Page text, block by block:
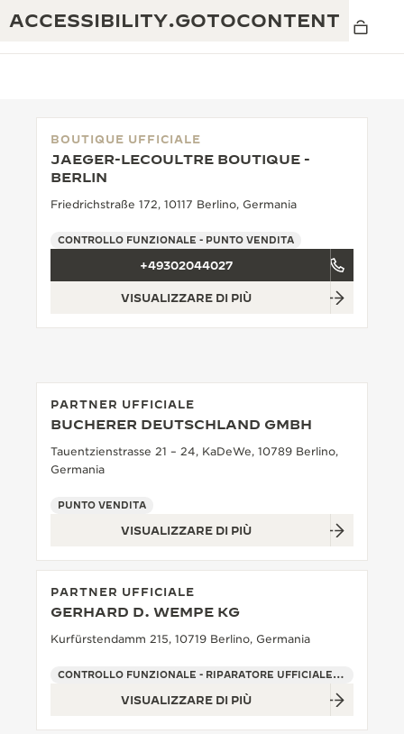
ACCESSIBILITY.GOTOCONTENT
GARANZIA JAEGER-LECOULTRE
GARANZIA ATMOS
THE GOLDEN RATIO MUSICAL SHOW
IL REVERSO 1931 CAFÉ
MOSTRA “THE PERPETUAL
THE SOUND MAKER
THE STELLAR ODYSSEY
THE PRECISION PIONEER
ECCELLENZA: OLTRE 190 ANNI DI TRADIZIONE
INGEGNO: OLTRE 1.400 CALIBRI
MAESTRIA: 108 MESTIERI
BOUTIQUE UFFICIALE
JAEGER-LECOULTRE BOUTIQUE -
BERLIN
Friedrichstraße 172, 10117 Berlino, Germania
CONTROLLO FUNZIONALE - PUNTO VENDITA
+49302044027
VISUALIZZARE DI PIÙ
PARTNER UFFICIALE
BUCHERER DEUTSCHLAND GMBH
Tauentzienstrasse 21 – 24, KaDeWe, 10789 Berlino,
Germania
PUNTO VENDITA
VISUALIZZARE DI PIÙ
PARTNER UFFICIALE
GERHARD D. WEMPE KG
Kurfürstendamm 215, 10719 Berlino, Germania
CONTROLLO FUNZIONALE - RIPARATORE UFFICIALE - PUNTO VENDITA
VISUALIZZARE DI PIÙ